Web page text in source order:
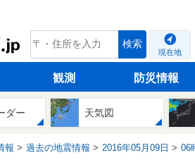
tenki.jp 検索
現在地
観測 防災情報
ダー 天気図
報 過去の地震情報 2016年05月09日 06